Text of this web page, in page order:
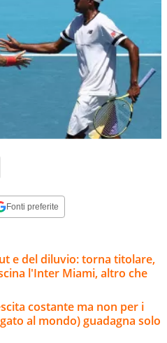
Fonti preferite
e del diluvio: torna titolare,
l'Inter Miami, altro che
costante ma non per i
al mondo) guadagna solo